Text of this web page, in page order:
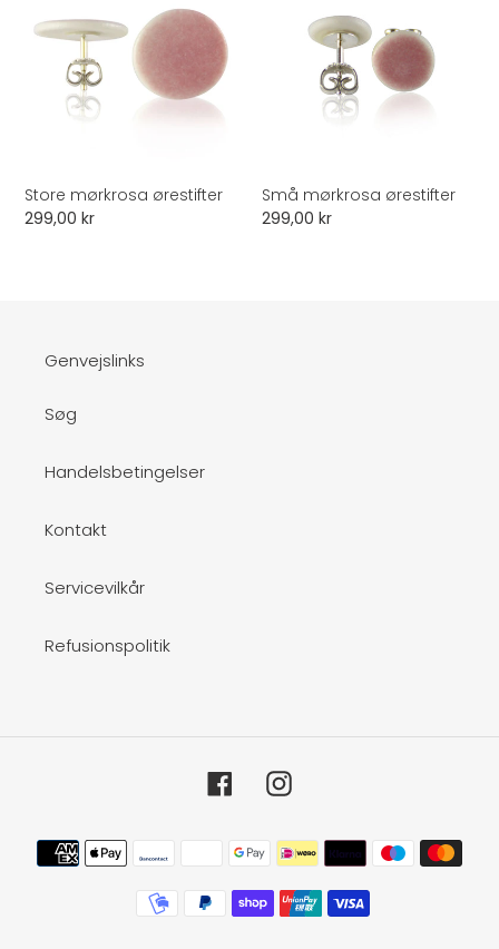
ørestifter
Store mørkrosa ørestifter
Normalpris
299,00 kr
ørestifter
Små mørkrosa ørestifter
Normalpris
299,00 kr
Genvejslinks
Søg
Handelsbetingelser
Kontakt
Servicevilkår
Refusionspolitik
FacebookInstagram
Betalingsmetoder